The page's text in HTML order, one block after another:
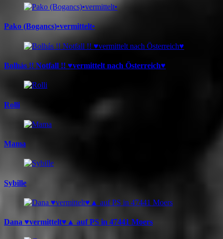
Pako (Bogancs)•vermittelt•
Bolhás !! Notfall !! ♥vermittelt nach Österreich♥
Rolli
Mama
Sybille
Dana ♥vermittelt♥▲ auf PS in 47441 Moers